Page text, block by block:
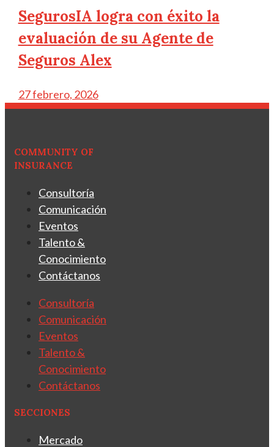
SegurosIA logra con éxito la
evaluación de su Agente de
Seguros Alex
27 febrero, 2026
COMMUNITY OF
INSURANCE
Consultoría
Comunicación
Eventos
Talento &
Conocimiento
Contáctanos
Consultoría
Comunicación
Eventos
Talento &
Conocimiento
Contáctanos
SECCIONES
Mercado